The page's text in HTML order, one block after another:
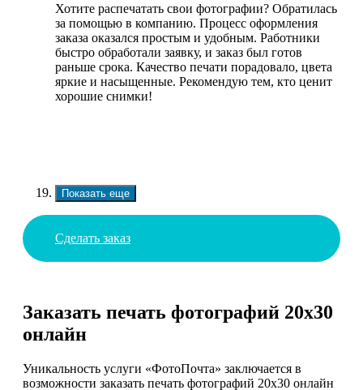
Хотите распечатать свои фотографии? Обратилась
за помощью в компанию. Процесс оформления
заказа оказался простым и удобным. Работники
быстро обработали заявку, и заказ был готов
раньше срока. Качество печати порадовало, цвета
яркие и насыщенные. Рекомендую тем, кто ценит
хорошие снимки!
Показать еще
Сделать заказ
Заказать печать фотографий 20х30
онлайн
Уникальность услуги «ФотоПочта» заключается в
возможности заказать печать фотографий 20х30 онлайн